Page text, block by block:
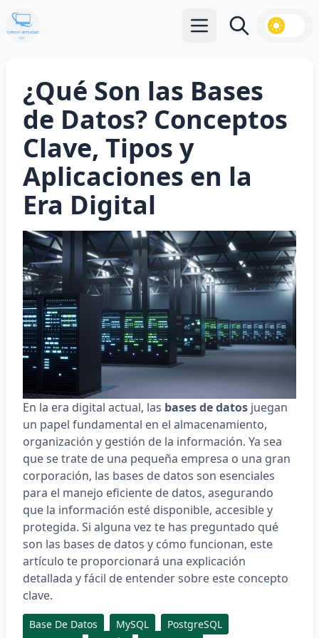
Abrir menú principal
Buscar
¿Qué Son las Bases
de Datos? Conceptos
Clave, Tipos y
Aplicaciones en la
Era Digital
En la era digital actual, las bases de datos juegan
un papel fundamental en el almacenamiento,
organización y gestión de la información. Ya sea
que se trate de una pequeña empresa o una gran
corporación, las bases de datos son esenciales
para el manejo eficiente de datos, asegurando
que la información esté disponible, accesible y
protegida. Si alguna vez te has preguntado qué
son las bases de datos y cómo funcionan, este
artículo te proporcionará una explicación
detallada y fácil de entender sobre este concepto
clave.
Base De Datos MySQL
PostgreSQL